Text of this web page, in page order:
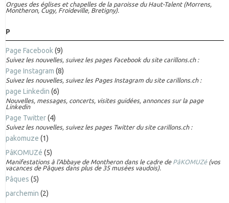
Orgues des églises et chapelles de la paroisse du Haut-Talent (Morrens,
Montheron, Cugy, Froideville, Bretigny).
P
Page Facebook (9)
Suivez les nouvelles, suivez les pages Facebook du site carillons.ch :
Page Instagram (8)
Suivez les nouvelles, suivez les Pages Instagram du site carillons.ch :
page Linkedin (6)
Nouvelles, messages, concerts, visites guidées, annonces sur la page
Linkedin
Page Twitter(4)
Suivez les nouvelles, suivez les pages Twitter du site carillons.ch :
pakomuze (1)
PâKOMUZé (5)
Manifestations à l'Abbaye de Montheron dans le cadre de PâKOMUZé(vos
vacances de Pâques dans plus de 35 musées vaudois).
Pâques (5)
parchemin (2)